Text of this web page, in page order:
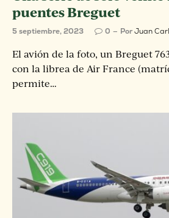
puentes Breguet
5 septiembre, 2023 0 PorJuan
El avión de la foto, un Breguet
con la librea de Air France
permite…